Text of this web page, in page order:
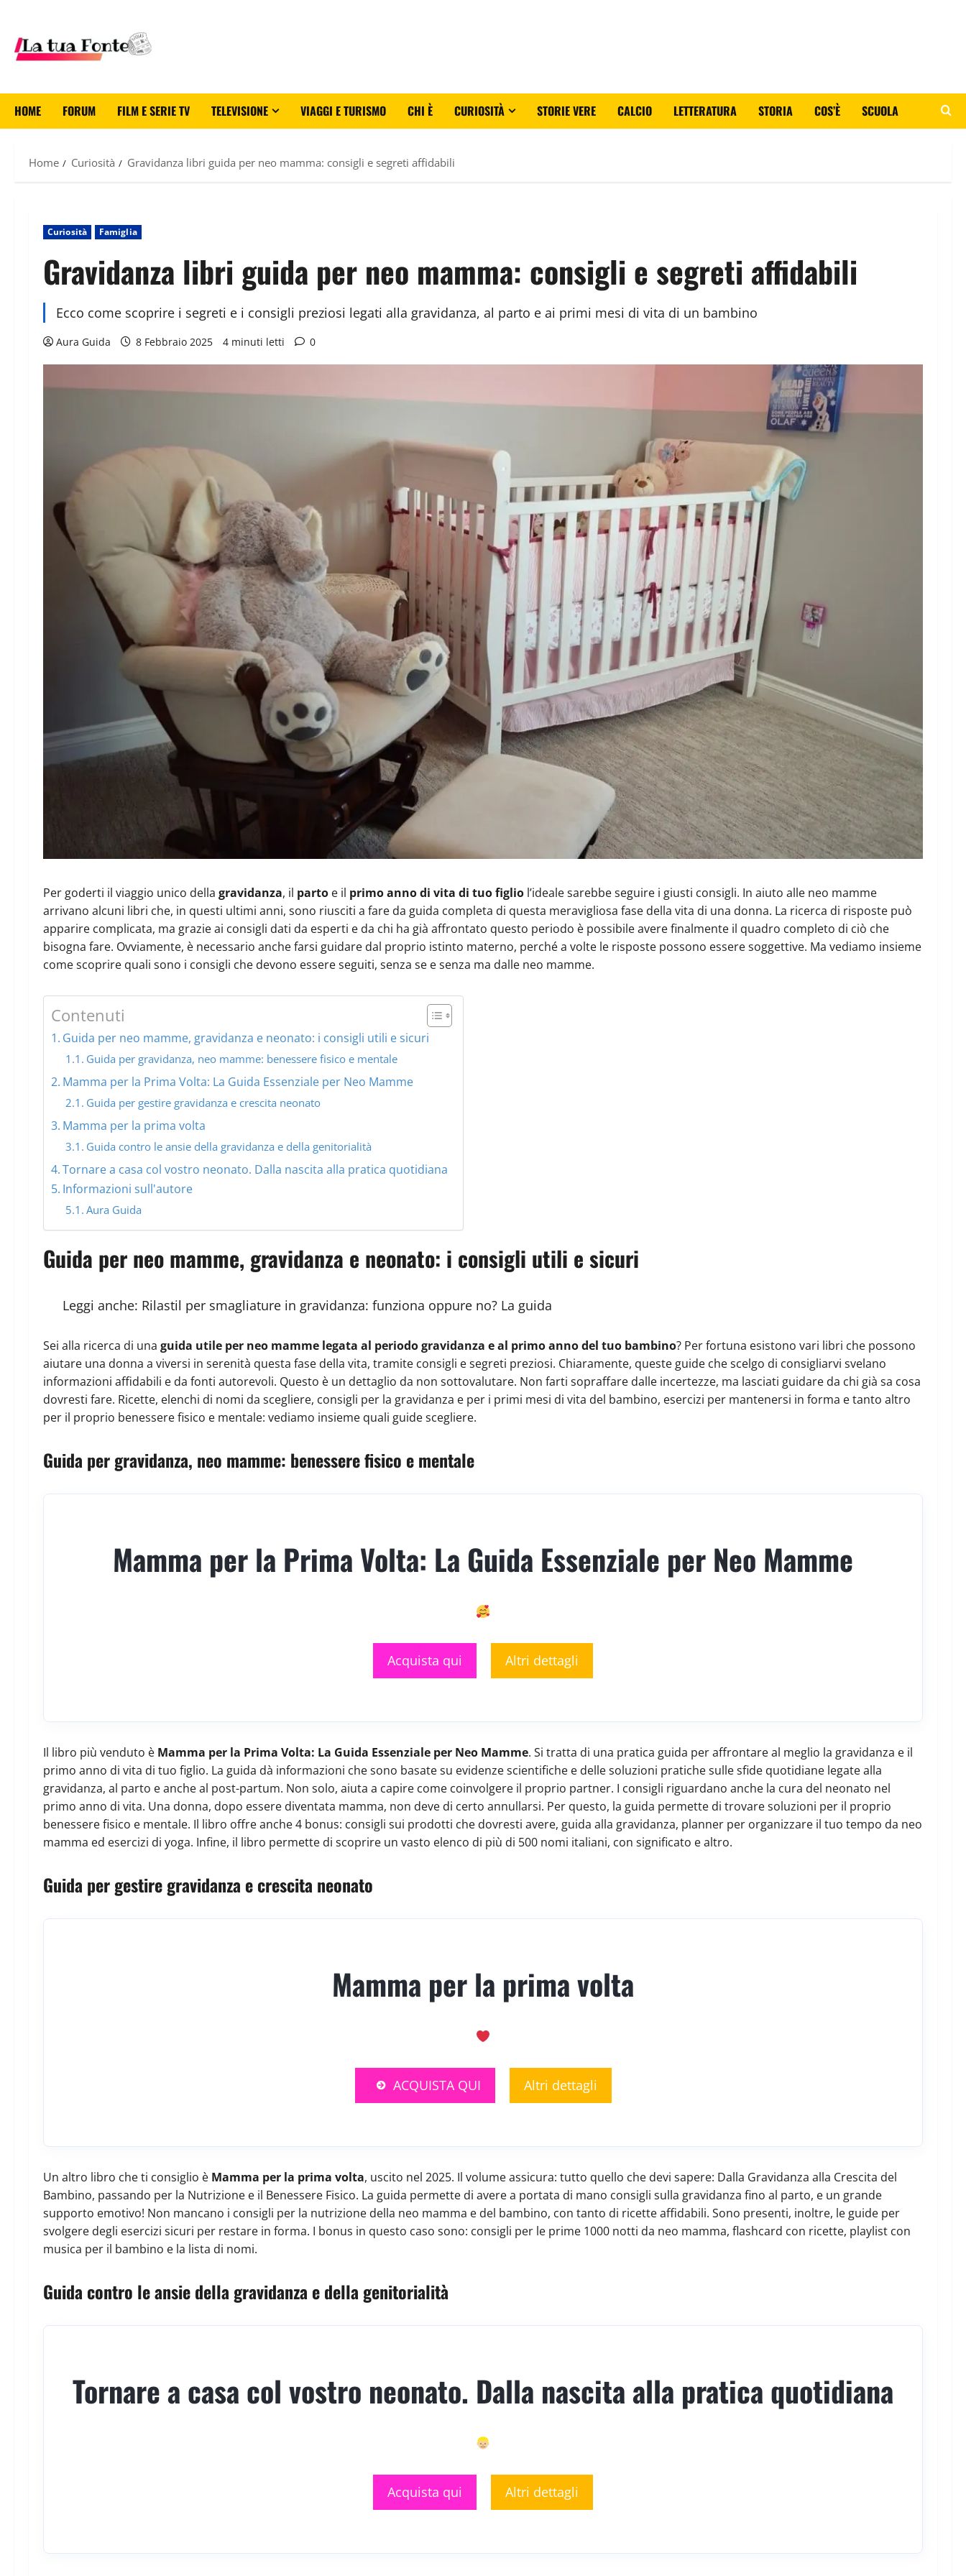
HOME FORUM FILM E SERIE TV TELEVISIONE VIAGGI E TURISMO CHI È CURIOSITÀ STORIE VERE CALCIO LETTERATURA STORIA COS’È SCUOLA
Home Curiosità Gravidanza libri guida per neo mamma: consigli e segreti affidabili
Curiosità Famiglia
Gravidanza libri guida per neo mamma: consigli e segreti affidabili
Ecco come scoprire i segreti e i consigli preziosi legati alla gravidanza, al parto e ai primi mesi di vita di un bambino
Aura Guida 8 Febbraio 2025 4 minuti letti 0
Per goderti il viaggio unico della gravidanza, il parto e il primo anno di vita di tuo figlio l’ideale sarebbe seguire i giusti consigli. In aiuto alle neo mamme
arrivano alcuni libri che, in questi ultimi anni, sono riusciti a fare da guida completa di questa meravigliosa fase della vita di una donna. La ricerca di risposte può
apparire complicata, ma grazie ai consigli dati da esperti e da chi ha già affrontato questo periodo è possibile avere finalmente il quadro completo di ciò che
bisogna fare. Ovviamente, è necessario anche farsi guidare dal proprio istinto materno, perché a volte le risposte possono essere soggettive. Ma vediamo insieme
come scoprire quali sono i consigli che devono essere seguiti, senza se e senza ma dalle neo mamme.
Contenuti
Guida per neo mamme, gravidanza e neonato: i consigli utili e sicuri
Guida per gravidanza, neo mamme: benessere fisico e mentale
Mamma per la Prima Volta: La Guida Essenziale per Neo Mamme
Guida per gestire gravidanza e crescita neonato
Mamma per la prima volta
Guida contro le ansie della gravidanza e della genitorialità
Tornare a casa col vostro neonato. Dalla nascita alla pratica quotidiana
Informazioni sull'autore
Aura Guida
Guida per neo mamme, gravidanza e neonato: i consigli utili e sicuri
Leggi anche: Rilastil per smagliature in gravidanza: funziona oppure no? La guida
Sei alla ricerca di una guida utile per neo mamme legata al periodo gravidanza e al primo anno del tuo bambino? Per fortuna esistono vari libri che possono
aiutare una donna a viversi in serenità questa fase della vita, tramite consigli e segreti preziosi. Chiaramente, queste guide che scelgo di consigliarvi svelano
informazioni affidabili e da fonti autorevoli. Questo è un dettaglio da non sottovalutare. Non farti sopraffare dalle incertezze, ma lasciati guidare da chi già sa cosa
dovresti fare. Ricette, elenchi di nomi da scegliere, consigli per la gravidanza e per i primi mesi di vita del bambino, esercizi per mantenersi in forma e tanto altro
per il proprio benessere fisico e mentale: vediamo insieme quali guide scegliere.
Guida per gravidanza, neo mamme: benessere fisico e mentale
Mamma per la Prima Volta: La Guida Essenziale per Neo Mamme
Acquista qui Altri dettagli
Il libro più venduto è Mamma per la Prima Volta: La Guida Essenziale per Neo Mamme. Si tratta di una pratica guida per affrontare al meglio la gravidanza e il
primo anno di vita di tuo figlio. La guida dà informazioni che sono basate su evidenze scientifiche e delle soluzioni pratiche sulle sfide quotidiane legate alla
gravidanza, al parto e anche al post-partum. Non solo, aiuta a capire come coinvolgere il proprio partner. I consigli riguardano anche la cura del neonato nel
primo anno di vita. Una donna, dopo essere diventata mamma, non deve di certo annullarsi. Per questo, la guida permette di trovare soluzioni per il proprio
benessere fisico e mentale. Il libro offre anche 4 bonus: consigli sui prodotti che dovresti avere, guida alla gravidanza, planner per organizzare il tuo tempo da neo
mamma ed esercizi di yoga. Infine, il libro permette di scoprire un vasto elenco di più di 500 nomi italiani, con significato e altro.
Guida per gestire gravidanza e crescita neonato
Mamma per la prima volta
ACQUISTA QUI Altri dettagli
Un altro libro che ti consiglio è Mamma per la prima volta, uscito nel 2025. Il volume assicura: tutto quello che devi sapere: Dalla Gravidanza alla Crescita del
Bambino, passando per la Nutrizione e il Benessere Fisico. La guida permette di avere a portata di mano consigli sulla gravidanza fino al parto, e un grande
supporto emotivo! Non mancano i consigli per la nutrizione della neo mamma e del bambino, con tanto di ricette affidabili. Sono presenti, inoltre, le guide per
svolgere degli esercizi sicuri per restare in forma. I bonus in questo caso sono: consigli per le prime 1000 notti da neo mamma, flashcard con ricette, playlist con
musica per il bambino e la lista di nomi.
Guida contro le ansie della gravidanza e della genitorialità
Tornare a casa col vostro neonato. Dalla nascita alla pratica quotidiana
Acquista qui Altri dettagli